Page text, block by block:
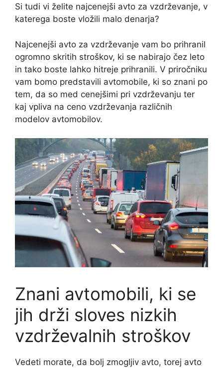
Si tudi vi želite najcenejši avto za vzdrževanje, v
katerega boste vložili malo denarja?
Najcenejši avto za vzdrževanje vam bo prihranil
ogromno skritih stroškov, ki se nabirajo čez leto
in tako boste lahko hitreje prihranili. V priročniku
vam bomo predstavili avtomobile, ki so znani po
tem, da so med cenejšimi pri vzdrževanju ter
kaj vpliva na ceno vzdrževanja različnih
modelov avtomobilov.
Znani avtomobili, ki se
jih drži sloves nizkih
vzdrževalnih stroškov
Vedeti morate, da bolj zmogljiv avto, torej avto